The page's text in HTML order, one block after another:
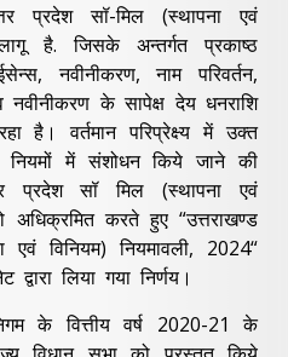
प्रदेश सॉ-मिल (स्थापना एवं
है. जिसके अन्तर्गत प्रकाष्ठ
नवीनीकरण, नाम परिवर्तन,
के सापेक्ष देय धनराशि
है। वर्तमान परिप्रेक्ष्य में उक्त
नियमों में संशोधन किये जाने की
प्रदेश सॉ मिल (स्थापना एवं
अधिक्रमित करते हुए “उत्तराखण्ड
एवं विनियम) नियमावली, 2024“
लिया गया निर्णय।
के वित्तीय वर्ष 2020-21 के